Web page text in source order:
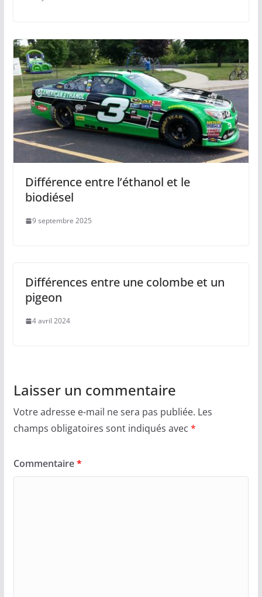
Différence entre l’éthanol et le
biodiésel
9 septembre 2025
Différences entre une colombe et un
pigeon
4 avril 2024
Laisser un commentaire
Votre adresse e-mail ne sera pas publiée. Les
champs obligatoires sont indiqués avec *
Commentaire*